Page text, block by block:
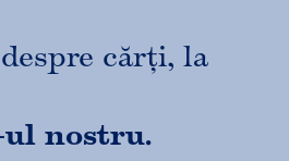
cărți, la
nostru.